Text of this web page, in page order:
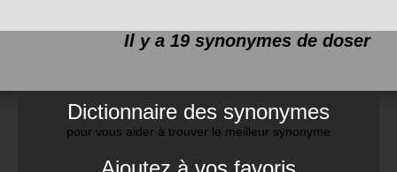
Il y a 19 synonymes de doser
Dictionnaire des synonymes
pour vous aider à trouver le meilleur synonyme